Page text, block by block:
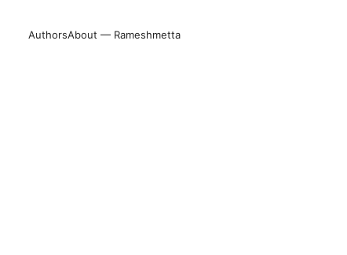
AuthorsAbout — Rameshmetta